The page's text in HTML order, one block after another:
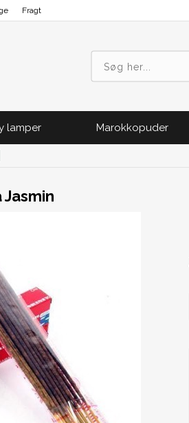
Fragt
lamper Marokkopuder